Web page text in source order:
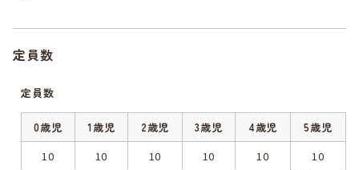
定員数
定員数
0歳児 1歳児 2歳児 3歳児 4歳児
5歳児
10
10 10 10 10
10